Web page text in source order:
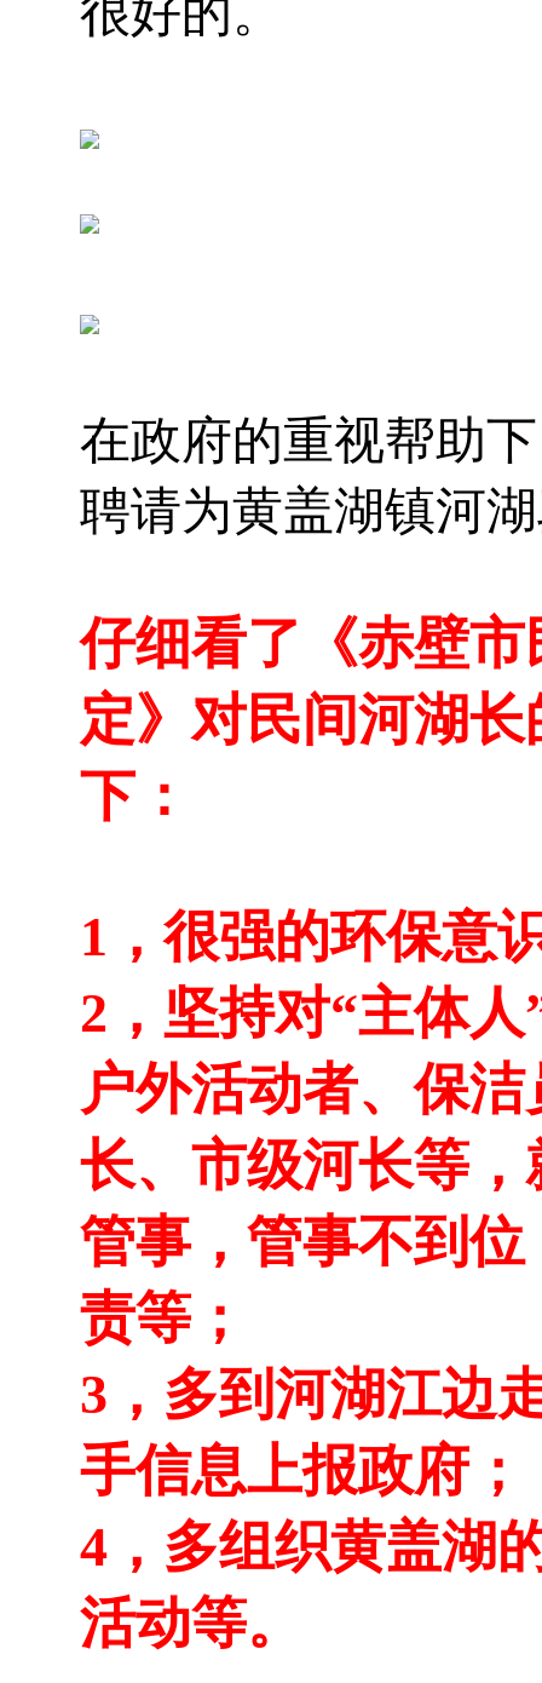
很好的。
在政府的重视帮助
聘请为黄盖湖镇河
仔细看了《赤壁
定》对民间河湖
下：
1，很强的环保意
2，坚持对“主体
户外活动者、保
长、市级河长等
管事，管事不到
责等；
3，多到河湖江边
手信息上报政府；
4，多组织黄盖湖
活动等。